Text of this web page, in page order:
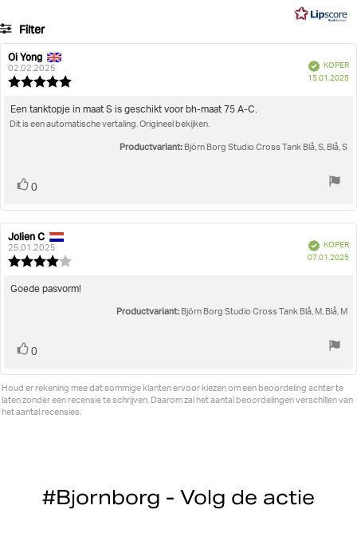
Filter
Auteur
van
deze
beoordeling:
Oi Yong
02.02.2025
uit
Geverifieerd
KOPER
15.01.2025
Beoordelingstekst:
Een tanktopje in maat S is geschikt voor bh-maat 75 A-C.
Dit is een automatische vertaling. Origineel bekijken.
Productvariant: Björn Borg Studio Cross Tank Blå, S, Blå, S
Stem
0
Auteur
van
deze
beoordeling:
Jolien C
25.01.2025
uit
Geverifieerd
KOPER
07.01.2025
Beoordelingstekst:
Goede pasvorm!
Productvariant: Björn Borg Studio Cross Tank Blå, M, Blå, M
Stem
0
Houd er rekening mee dat sommige klanten ervoor kiezen om een beoordeling achter te
laten zonder een recensie te schrijven. Daarom zal het aantal beoordelingen verschillen van
het aantal recensies.
#Bjornborg - Volg de actie